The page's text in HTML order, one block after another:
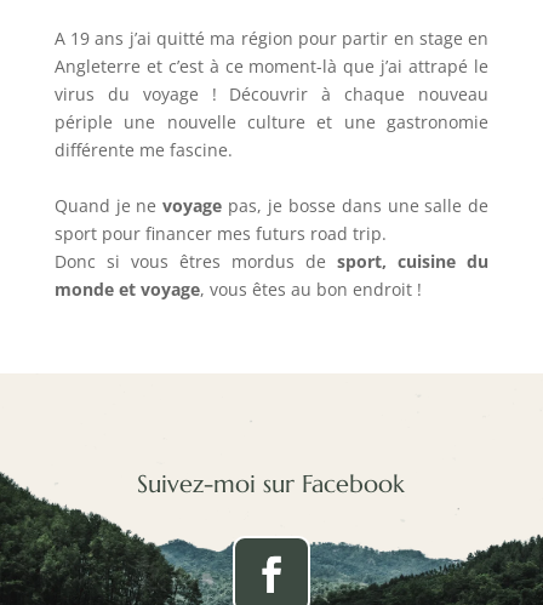
A 19 ans j’ai quitté ma région pour partir en stage en
Angleterre et c’est à ce moment-là que j’ai attrapé le
virus du voyage ! Découvrir à chaque nouveau
périple une nouvelle culture et une gastronomie
différente me fascine.
Quand je nevoyage pas, je bosse dans une salle de
sport pour financer mes futurs road trip.
Donc si vous êtres mordus desport, cuisine du
monde et voyage, vous êtes au bon endroit !
Suivez-moi sur Facebook